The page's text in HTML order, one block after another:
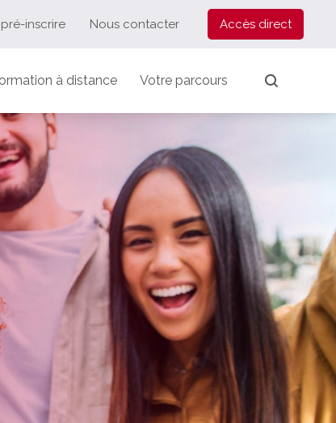
inscrire Nous contacter Accès direct
à distance Votre parcours